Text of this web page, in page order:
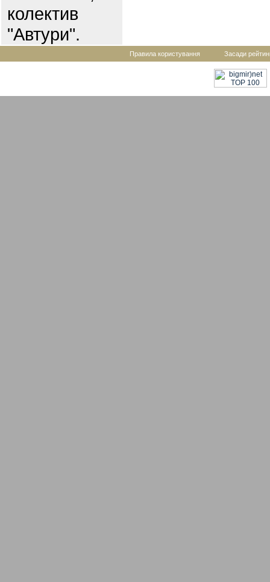
колектив
"Автури".
Правила користування Засади